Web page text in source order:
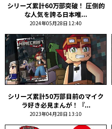
シリーズ累計60万部突破！ 圧倒的
な人気を誇る日本唯...
2024年05月28日 12:40
シリーズ累計50万部目前のマイク
ラ好き必見まんが！『...
2023年04月28日 13:10